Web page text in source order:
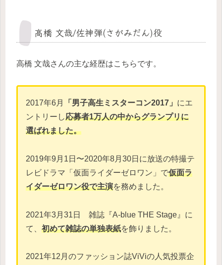
高橋 文哉/佐神弾(さがみだん)役
高橋 文哉さんの主な経歴はこちらです。
2017年6月 「男子高生ミスターコン2017」 にエ
ントリーし応募者1万人の中からグランプリに
選ばれました。
2019年9月1日〜2020年8月30日に放送の特撮テ
レビドラマ「仮面ライダーゼロワン」で仮面ラ
イダーゼロワン役で主演を務めました。
2021年3月31日 雑誌『A-blue THE Stage』に
て、 初めて雑誌の単独表紙を飾りました。
2021年12月のファッション誌ViViの人気投票企